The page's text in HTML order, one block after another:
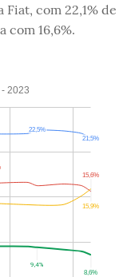
com 22,1% de
com 16,6%.